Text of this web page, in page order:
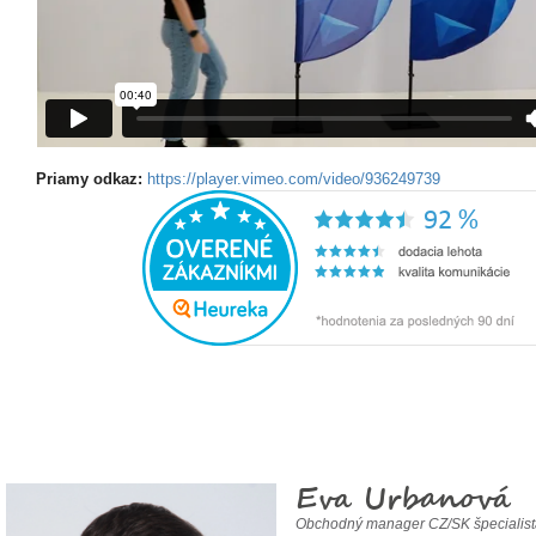
Priamy odkaz: https://player.vimeo.com/video/936249739
Eva Urbanová
Obchodný manager CZ/SK